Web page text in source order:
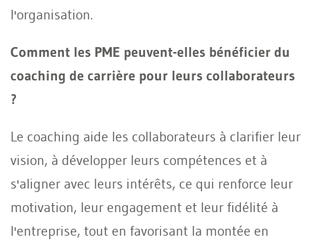
l'organisation.
Comment les PME peuvent-elles bénéficier du
coaching de carrière pour leurs collaborateurs
?
Le coaching aide les collaborateurs à clarifier leur
vision, à développer leurs compétences et à
s'aligner avec leurs intérêts, ce qui renforce leur
motivation, leur engagement et leur fidélité à
l'entreprise, tout en favorisant la montée en